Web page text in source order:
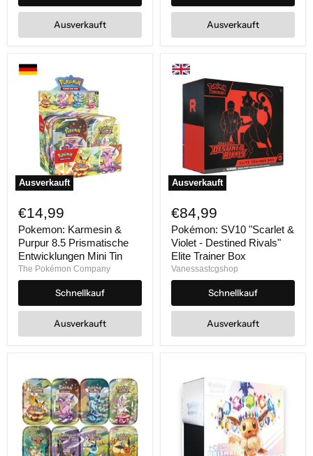
Ausverkauft Ausverkauft
Ausverkauft
Karmesin
&
Purpur
8.5
Prismatische
Entwicklungen
Mini
Tin
€14,99
Pokemon: Karmesin &
Purpur 8.5 Prismatische
Entwicklungen Mini Tin
The Pokémon Company
Schnellkauf
Ausverkauft
Ausverkauft
SV10
"Scarlet
&
Violet
Destined
Rivals"
Elite
Box
€84,99
Pokémon: SV10 "Scarlet &
Violet - Destined Rivals"
Elite Trainer Box
Vanessastcgshop
Schnellkauf
Ausverkauft